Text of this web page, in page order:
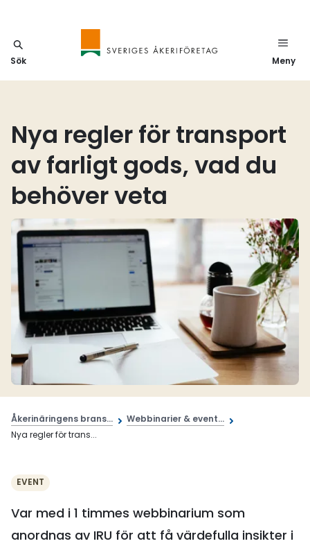
Sök Meny
Nya regler för transport
av farligt gods, vad du
behöver veta
Åkerinäringens brans...
Webbinarier & event...
Nya regler för trans...
EVENT
Var med i 1 timmes webbinarium som
anordnas av IRU för att få värdefulla insikter i